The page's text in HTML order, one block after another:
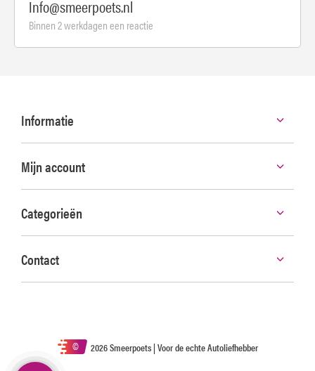
Info@smeerpoets.nl
Binnen 2 werkdagen een reactie
Informatie
Mijn account
Categorieën
Contact
© 2026 Smeerpoets | Voor de echte Autoliefhebber